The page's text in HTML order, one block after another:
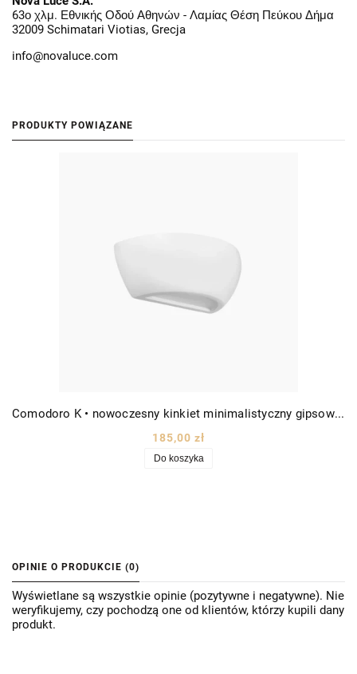
63ο χλμ. Εθνικής Οδού Αθηνών - Λαμίας Θέση Πεύκου Δήμα
32009 Schimatari Viotias, Grecja
info@novaluce.com
PRODUKTY POWIĄZANE
Comodoro K • nowoczesny kinkiet minimalistyczny gipsowy obły góra dół wys. 12cm biały
185,00 zł
Do koszyka
OPINIE O PRODUKCIE (0)
Wyświetlane są wszystkie opinie (pozytywne i negatywne). Nie
weryfikujemy, czy pochodzą one od klientów, którzy kupili dany
produkt.